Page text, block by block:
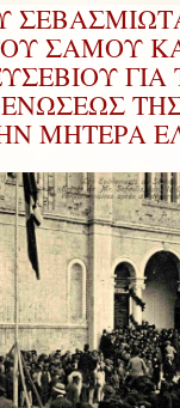
ΣΑΜΟΥ
ΜΗΤΕΡΑ